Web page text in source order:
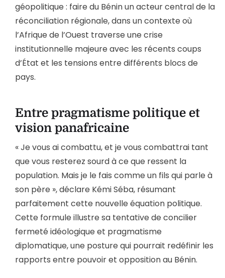
géopolitique : faire du Bénin un acteur central de la
réconciliation régionale, dans un contexte où
l’Afrique de l’Ouest traverse une crise
institutionnelle majeure avec les récents coups
d’État et les tensions entre différents blocs de
pays.
Entre pragmatisme politique et
vision panafricaine
« Je vous ai combattu, et je vous combattrai tant
que vous resterez sourd à ce que ressent la
population. Mais je le fais comme un fils qui parle à
son père », déclare Kémi Séba, résumant
parfaitement cette nouvelle équation politique.
Cette formule illustre sa tentative de concilier
fermeté idéologique et pragmatisme
diplomatique, une posture qui pourrait redéfinir les
rapports entre pouvoir et opposition au Bénin.